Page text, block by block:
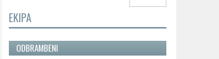
EKIPA
ODBRAMBENI